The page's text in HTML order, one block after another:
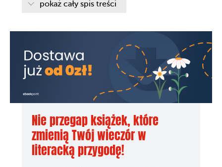
pokaż cały spis treści
Nie przegap książek, które
zmienią Twój wieczór w
literacką przygodę!